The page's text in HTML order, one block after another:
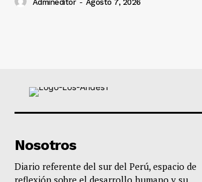
Admineditor - Agosto 7, 2026
Nosotros
Diario referente del sur del Perú, espacio de
reflexión sobre el desarrollo humano y su